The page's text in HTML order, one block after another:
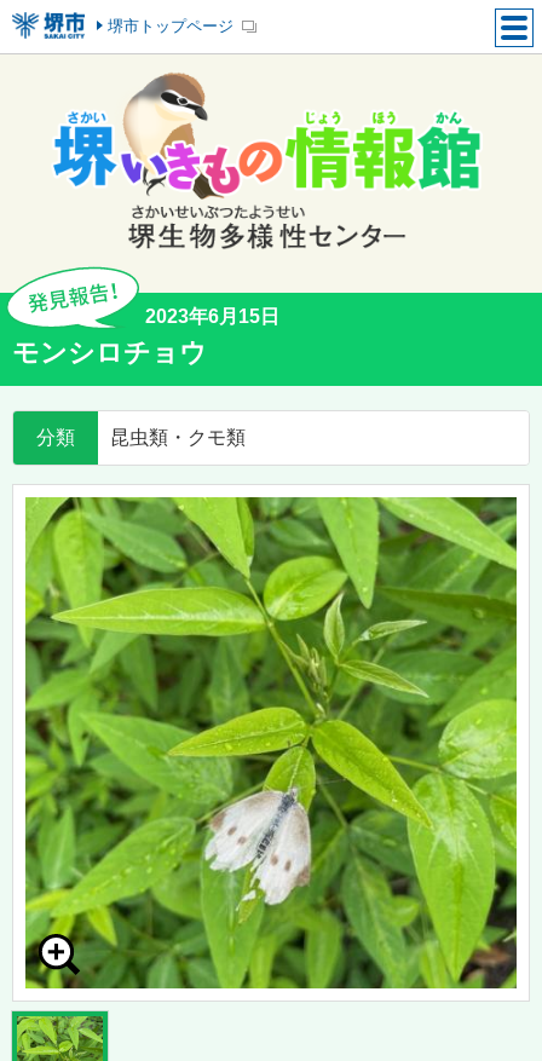
堺市トップページ
2023年6月15日
モンシロチョウ
分類 昆虫類・クモ類